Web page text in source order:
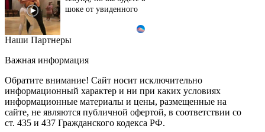
шоке от увиденного
Этот танец невесты
Пересмотрела 10 раз
i
Ролик из Омска: вы
будете смеяться долго
Наши Партнеры
Важная информация
Обратите внимание! Сайт носит исключительно
информационный характер и ни при каких условиях
информационные материалы и цены, размещенные на
сайте, не являются публичной офертой, в соответствии со
ст. 435 и 437 Гражданского кодекса РФ.